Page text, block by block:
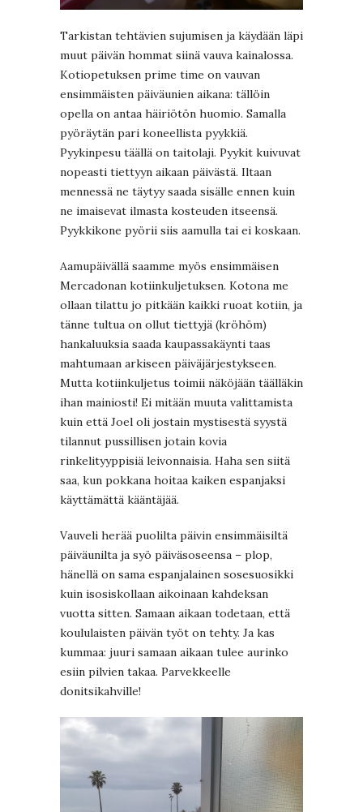
Tarkistan tehtävien sujumisen ja käydään läpi
muut päivän hommat siinä vauva kainalossa.
Kotiopetuksen prime time on vauvan
ensimmäisten päiväunien aikana: tällöin
opella on antaa häiriötön huomio. Samalla
pyöräytän pari koneellista pyykkiä.
Pyykinpesu täällä on taitolaji. Pyykit kuivuvat
nopeasti tiettyyn aikaan päivästä. Iltaan
mennessä ne täytyy saada sisälle ennen kuin
ne imaisevat ilmasta kosteuden itseensä.
Pyykkikone pyörii siis aamulla tai ei koskaan.
Aamupäivällä saamme myös ensimmäisen
Mercadonan kotiinkuljetuksen. Kotona me
ollaan tilattu jo pitkään kaikki ruoat kotiin, ja
tänne tultua on ollut tiettyjä (kröhöm)
hankaluuksia saada kaupassakäynti taas
mahtumaan arkiseen päiväjärjestykseen.
Mutta kotiinkuljetus toimii näköjään täälläkin
ihan mainiosti! Ei mitään muuta valittamista
kuin että Joel oli jostain mystisestä syystä
tilannut pussillisen jotain kovia
rinkelityyppisiä leivonnaisia. Haha sen siitä
saa, kun pokkana hoitaa kaiken espanjaksi
käyttämättä kääntäjää.
Vauveli herää puolilta päivin ensimmäisiltä
päiväunilta ja syö päiväsoseensa – plop,
hänellä on sama espanjalainen sosesuosikki
kuin isosiskollaan aikoinaan kahdeksan
vuotta sitten. Samaan aikaan todetaan, että
koululaisten päivän työt on tehty. Ja kas
kummaa: juuri samaan aikaan tulee aurinko
esiin pilvien takaa. Parvekkeelle
donitsikahville!